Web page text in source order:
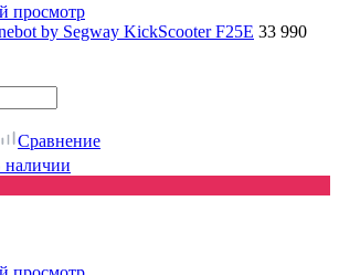
просмотр
by Segway KickScooter F25E 33 990
Сравнение
наличии